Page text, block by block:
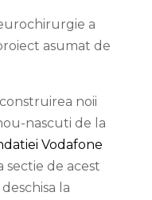
a
asumat de
noii
nascuti de la
Vodafone
sectie de acest
la